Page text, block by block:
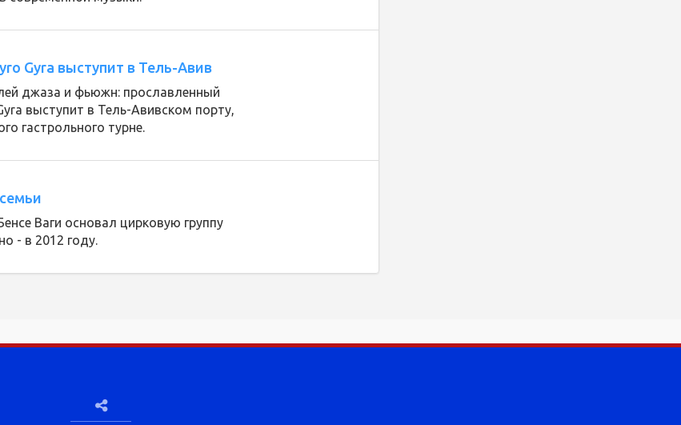
Gyra выступит в Тель-Авив
джаза и фьюжн: прославленный
выступит в Тель-Авивском порту,
гастрольного турне.
Ваги основал цирковую группу
- в 2012 году.